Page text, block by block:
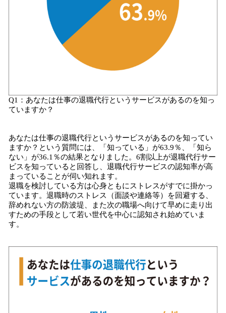
Q1：あなたは仕事の退職代行というサービスがあるのを知っ
ていますか？
あなたは仕事の退職代行というサービスがあるのを知ってい
ますか？という質問には、「知っている」が63.9％、「知ら
ない」が36.1％の結果となりました。6割以上が退職代行サー
ビスを知っていると回答し、退職代行サービスの認知率が高
まっていることが伺い知れます。
退職を検討している方は心身ともにストレスがすでに掛かっ
ています。退職時のストレス（面談や連絡等）を回避する、
辞めれない方の防波堤、また次の職場へ向けて早めに走り出
すための手段として若い世代を中心に認知され始めていま
す。